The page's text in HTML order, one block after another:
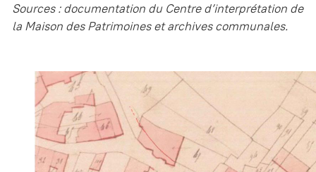
Sources : documentation du Centre d’interprétation de
la Maison des Patrimoines et archives communales.